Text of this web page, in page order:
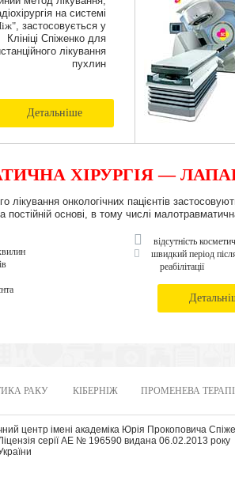
на системі
, застосовується у
Клініці Спіженко для
лікування
пухлин
Детальніше
ХІРУРГІЯ —
лікування онкологічних пацієнтів
постійній основі, в тому числі
відсутність
швидкий період
реабілітації
РАКУ КІБЕРНІЖ ПРОМЕНЕВА
центр імені академіка Юрія Прокоповича
серії АЕ № 196590 видана 06.02.2013 року